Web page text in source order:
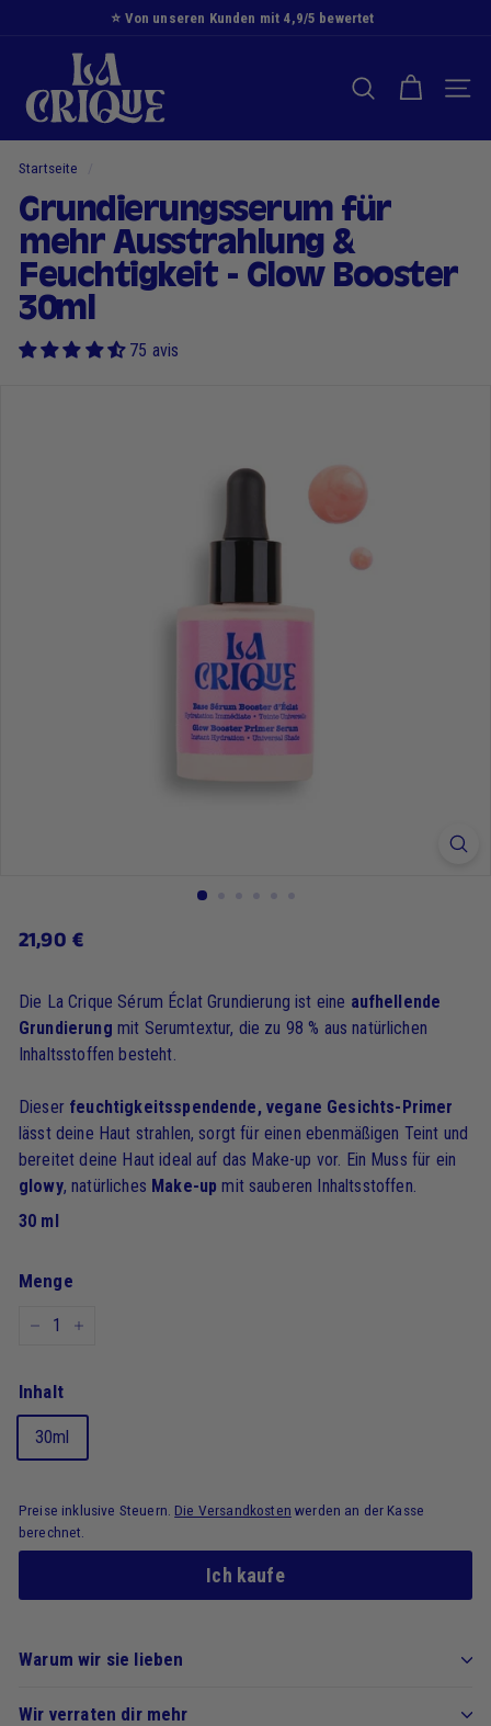
⭐️ Von unseren Kunden mit 4,9/5 bewertet
e
B
u
c
h
t
SUCHE NACH
Startseite
Grundierungsserum für
mehr Ausstrahlung &
Feuchtigkeit - Glow Booster
30ml
75 avis
Regulärer
21,90 €21,90
Die La Crique Sérum Éclat Grundierung ist eine aufhellende
Grundierung mit Serumtextur, die zu 98 % aus natürlichen
Inhaltsstoffen besteht.
Dieser feuchtigkeitsspendende, vegane Gesichts-Primer
lässt deine Haut strahlen, sorgt für einen ebenmäßigen Teint und
bereitet deine Haut ideal auf das Make-up vor. Ein Muss für ein
glowy, natürliches Make-up mit sauberen Inhaltsstoffen.
30 ml
Menge
Inhalt
30ml
Preise inklusive Steuern. Die Versandkosten werden an der Kasse
berechnet.
Ich kaufe
Warum wir sie lieben
Wir verraten dir mehr